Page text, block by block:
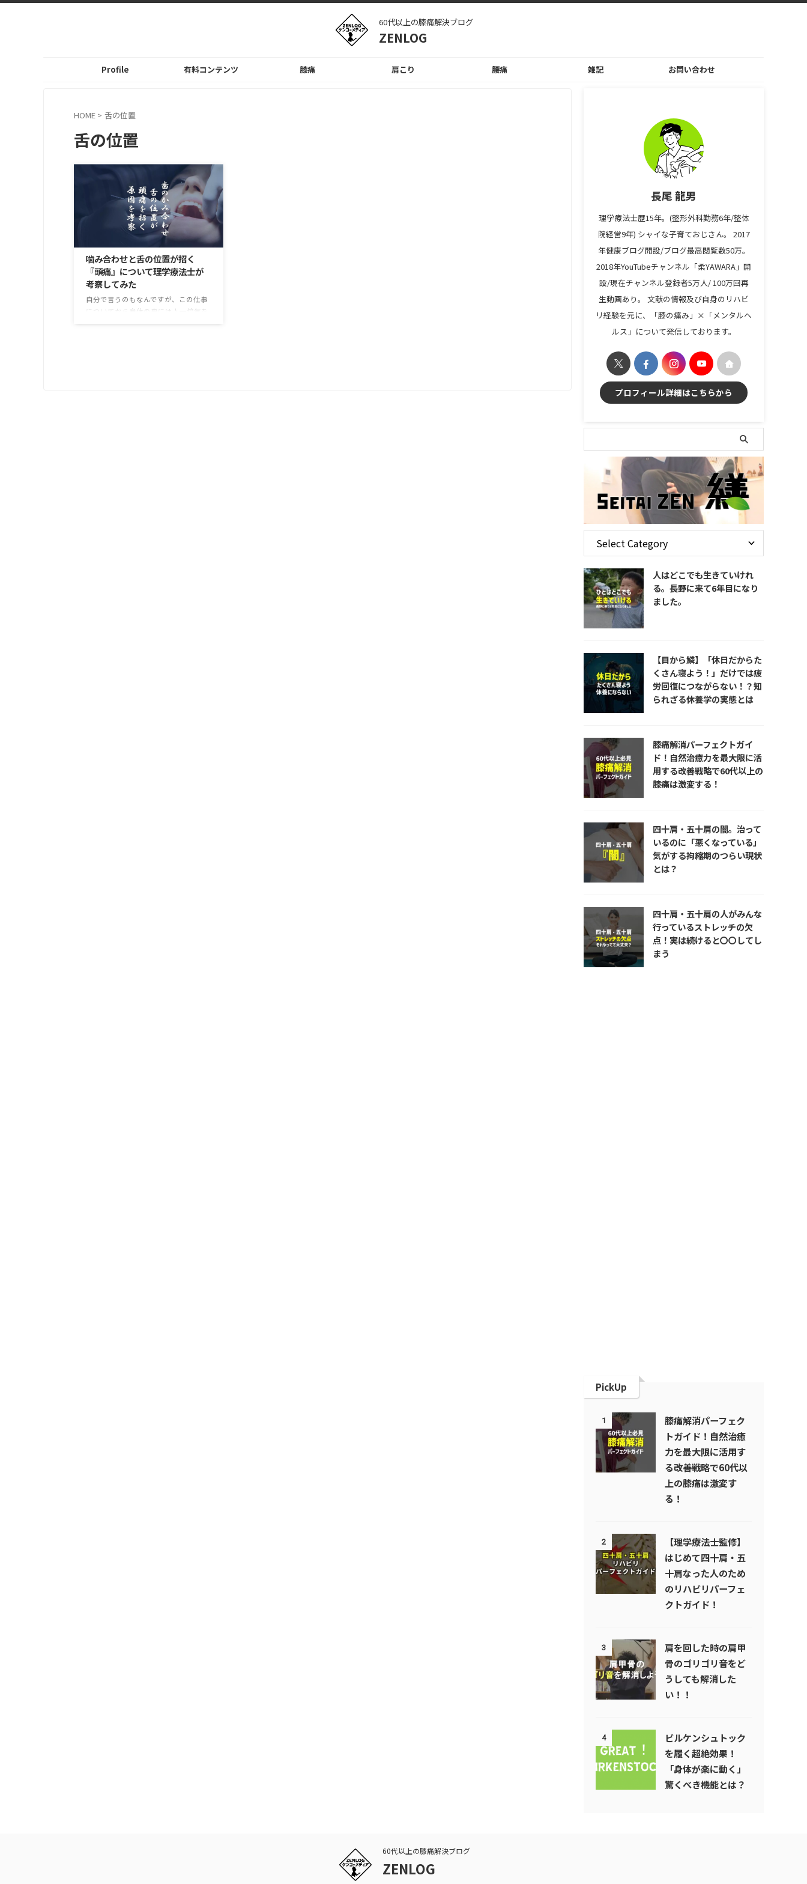
60代以上の膝痛解決ブログ
ZENLOG
Profile 有料コンテンツ 膝痛 肩こり 腰痛 雑記 お問い合わせ
HOME > 舌の位置
舌の位置
噛み合わせと舌の位置が招く
『頭痛』について理学療法士が
考察してみた
自分で言うのもなんですが、この仕事
についてから身体の事には人一倍気を
長尾 龍男
理学療法士歴15年。(整形外科勤務6年/整体
院経営9年) シャイな子育ておじさん。 2017
年健康ブログ開設/ブログ最高閲覧数50万。
2018年YouTubeチャンネル「柔YAWARA」開
設/現在チャンネル登録者5万人/ 100万回再
生動画あり。 文献の情報及び自身のリハビ
リ経験を元に、「膝の痛み」×「メンタルヘ
ルス」について発信しております。
プロフィール詳細はこちらから
人はどこでも生きていけれ
る。長野に来て6年目になり
ました。
【目から鱗】「休日だからた
くさん寝よう！」だけでは疲
労回復につながらない！？知
られざる休養学の実態とは
膝痛解消パーフェクトガイ
ド！自然治癒力を最大限に活
用する改善戦略で60代以上の
膝痛は激変する！
四十肩・五十肩の闇。治って
いるのに「悪くなっている」
気がする拘縮期のつらい現状
とは？
四十肩・五十肩の人がみんな
行っているストレッチの欠
点！実は続けると〇〇してし
まう
PickUp
1
膝痛解消パーフェク
トガイド！自然治癒
力を最大限に活用す
る改善戦略で60代以
上の膝痛は激変す
る！
2
【理学療法士監修】
はじめて四十肩・五
十肩なった人のため
のリハビリパーフェ
クトガイド！
3
肩を回した時の肩甲
骨のゴリゴリ音をど
うしても解消した
い！！
4
ビルケンシュトック
を履く超絶効果！
「身体が楽に動く」
驚くべき機能とは？
60代以上の膝痛解決ブログ
ZENLOG